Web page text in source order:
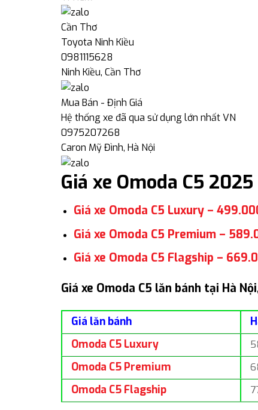
Cần Thơ
Toyota Ninh Kiều
0981115628
Ninh Kiều, Cần Thơ
Mua Bán - Định Giá
Hệ thống xe đã qua sử dụng lớn nhất VN
0975207268
Caron Mỹ Đình, Hà Nội
Giá xe Omoda C5 2025
Giá xe Omoda C5 Luxury –
Giá xe Omoda C5 Premium –
Giá xe Omoda C5 Flagship –
Giá xe Omoda C5 lăn bánh tại Hà
Giá lăn bánh
Omoda C5 Luxury
Omoda C5 Premium
Omoda C5 Flagship